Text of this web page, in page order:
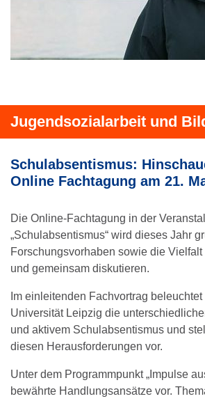
Jugendsozialarbeit und
Schulabsentismus:
Online Fachtagung am 21.
Die Online-Fachtagung in der
„Schulabsentismus“ wird dieses Jahr
Forschungsvorhaben sowie die
und gemeinsam diskutieren.
Im einleitenden Fachvortrag
Universität Leipzig die
und aktivem Schulabsentismus und
diesen Herausforderungen vor.
Unter dem Programmpunkt „Impulse
bewährte Handlungsansätze vor.